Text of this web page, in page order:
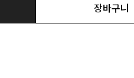
장바구니